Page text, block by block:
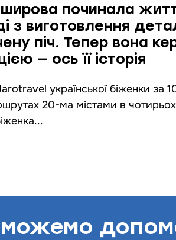
починала
з виготовлення
піч. Тепер вона
— ось її історія
української біженки за
20-ма містами в